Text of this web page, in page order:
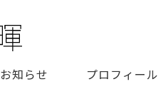
お知らせ プロフィール